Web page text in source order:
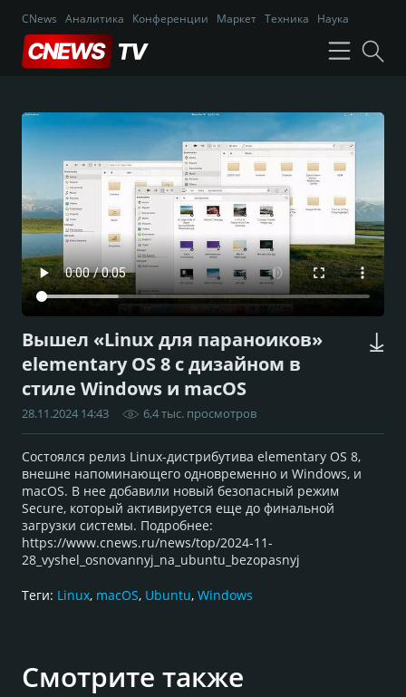
CNews Аналитика Конференции Маркет Техника Наука
Вышел «Linux для параноиков»
elementary OS 8 с дизайном в
стиле Windows и macOS
28.11.2024 14:43 6,4 тыс. просмотров
Состоялся релиз Linux-дистрибутива elementary OS 8,
внешне напоминающего одновременно и Windows, и
macOS. В нее добавили новый безопасный режим
Secure, который активируется еще до финальной
загрузки системы. Подробнее:
https://www.cnews.ru/news/top/2024-11-
28_vyshel_osnovannyj_na_ubuntu_bezopasnyj
Теги: Linux, macOS, Ubuntu, Windows
Смотрите также